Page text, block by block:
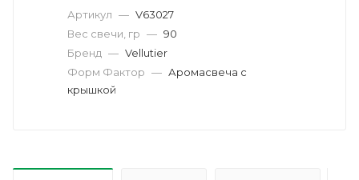
Артикул — V63027
Вес свечи, гр — 90
Бренд — Vellutier
Форм Фактор — Аромасвеча с
крышкой